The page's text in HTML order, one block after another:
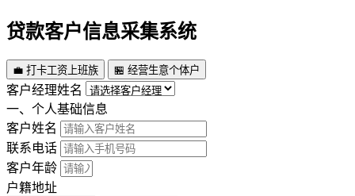
贷款客户信息采集系统
💼 打卡工资上班族 🏪 经营生意个体户
客户经理姓名
一、个人基础信息
客户姓名
联系电话
客户年龄
户籍地址